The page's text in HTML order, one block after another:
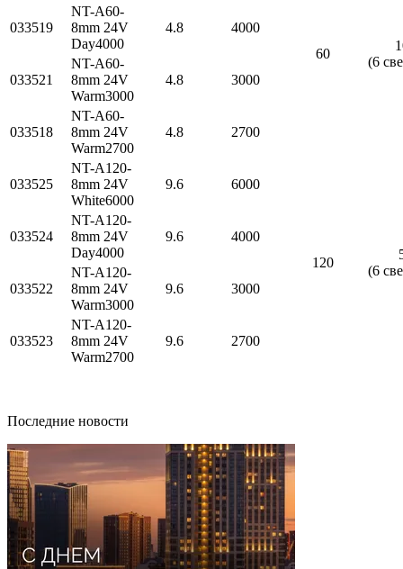
60
(6
033519
NT-A60-
8mm 24V
Day4000
4.8 4000
033521
NT-A60-
8mm 24V
Warm3000
4.8 3000
033518
NT-A60-
8mm 24V
Warm2700
4.8 2700
033525
NT-A120-
8mm 24V
White6000
9.6 6000
120
(6
033524
NT-A120-
8mm 24V
Day4000
9.6 4000
033522
NT-A120-
8mm 24V
Warm3000
9.6 3000
033523
NT-A120-
8mm 24V
Warm2700
9.6 2700
Последние новости